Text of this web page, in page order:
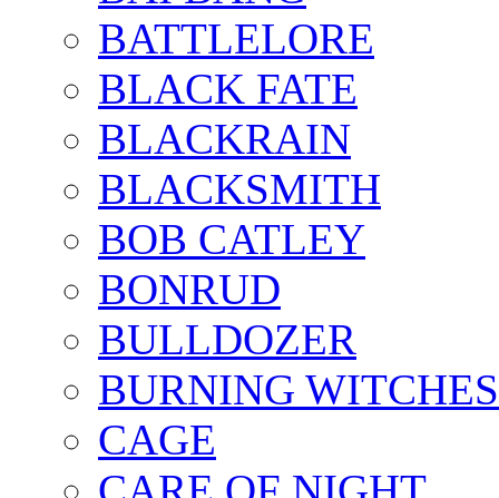
BATTLELORE
BLACK FATE
BLACKRAIN
BLACKSMITH
BOB CATLEY
BONRUD
BULLDOZER
BURNING WITCHES
CAGE